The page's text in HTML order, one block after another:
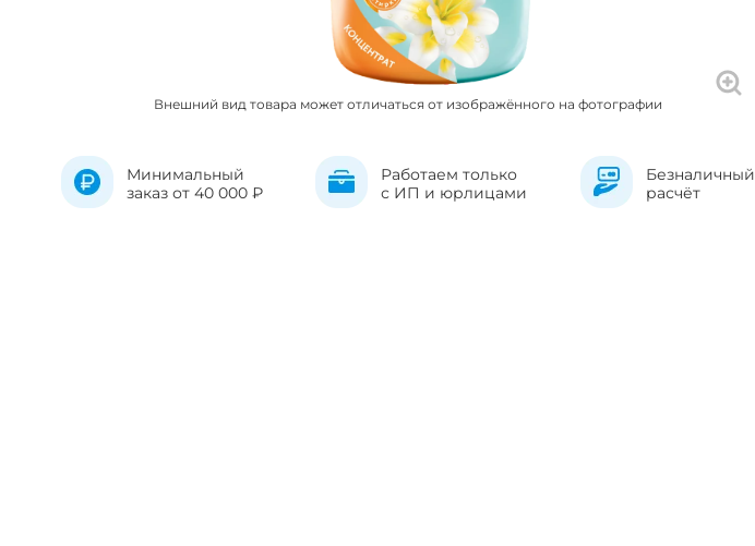
Внешний вид товара может отличаться от изображённого на фотографии
Минимальный
заказ от 40 000 ₽
Работаем только
с ИП и юрлицами
Безналичный
расчёт